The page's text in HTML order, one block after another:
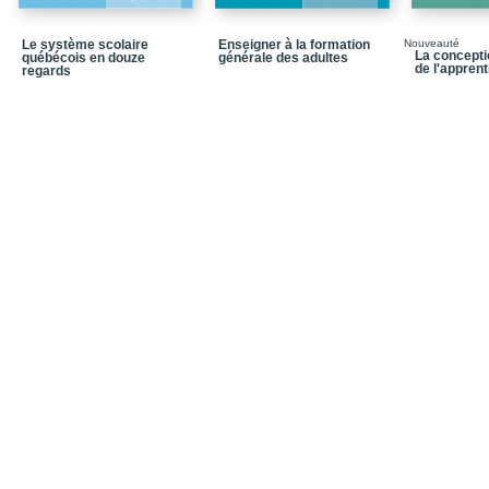
Notices biographiques
Le système scolaire
québécois en douze
regards
Enseigner à la formation
générale des adultes
Nouveauté
La
de